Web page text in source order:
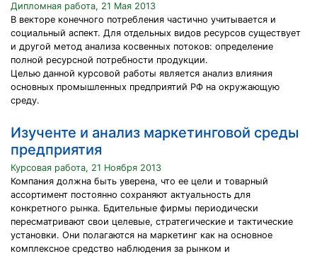
Дипломная работа, 21 Мая 2013
В векторе конечного потребления частично учитывается и
социальный аспект. Для отдельных видов ресурсов существует
и другой метод анализа косвенных потоков: определение
полной ресурсной потребности продукции.
Целью данной курсовой работы является анализ влияния
основных промышленных предприятий РФ на окружающую
среду.
Изученте и анализ маркетинговой среды
предприятия
Курсовая работа, 21 Ноября 2013
Компания должна быть уверена, что ее цели и товарный
ассортимент постоянно сохраняют актуальность для
конкретного рынка. Бдительные фирмы периодически
пересматривают свои целевые, стратегические и тактические
установки. Они полагаются на маркетинг как на основное
комплексное средство наблюдения за рынком и